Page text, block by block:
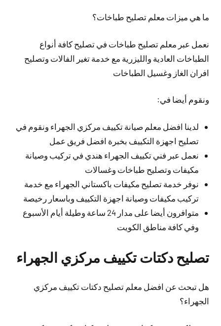
ما هي ميزات معلم تصليح طباخات؟
نعمل عبر معلم تصليح طباخات في تصليح كافة أنواع
الطباخات العادية والليزرية مع خدمة تغير الفالات وتصليح
افران الغاز وغسيل الطباخات
ونقوم أيضا في:
لدينا افضل معلم صيانة تكييف مركزي الجهراء ونقوم في
تصليح اجهزة التكييف بخبرة افضل فريق عمل
نعمل عبر فني تكييف الجهراء هندي في تركيب وصيانة
مكيفات وتصليح طباخات وغسالات
نوفر خدمة تصليح مكيفات باكستاني الجهراء مع خدمة
تركيب مكيفات وصيانة اجهزة التكييف وباسعار رخيصة
متوافرون أيضا على مدار 24 ساعة وطيلة أيام الأسبوع
وفي كافة مناطق الكويت
تصليح دكتات تكييف مركزي الجهراء
هل تبحث عن افضل معلم تصليح دكتات تكييف مركزي
الجهراء؟